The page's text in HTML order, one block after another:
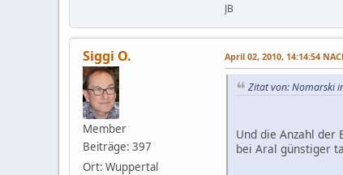
JB
Siggi O.
Member
Beiträge: 397
Ort: Wuppertal
April 02, 2010, 14:14:54
Zitat von: Nomarski
Und die Anzahl der
bei Aral günstiger